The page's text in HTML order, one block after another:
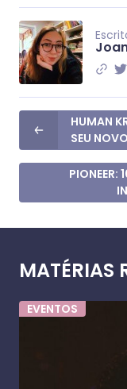
HUMAN
SEU
PIONEER:
MATÉRIAS
EVENTOS